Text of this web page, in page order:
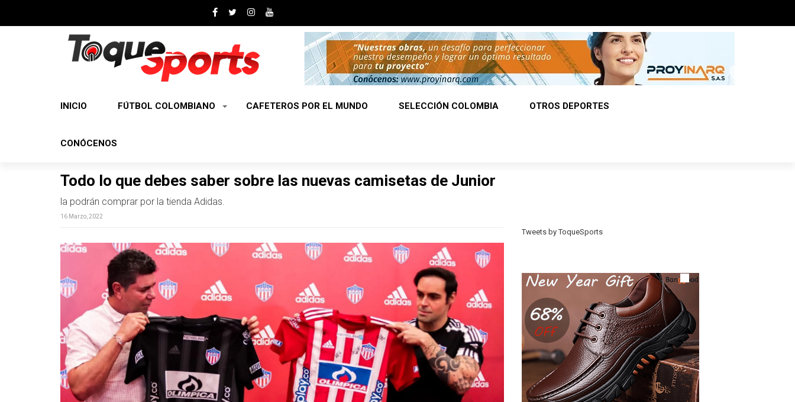
INICIO FÚTBOL COLOMBIANO CAFETEROS POR EL MUNDO SELECCIÓN COLOMBIA OTROS DEPORTES
CONÓCENOS
Todo lo que debes saber sobre las nuevas camisetas de Junior
la podrán comprar por la tienda Adidas.
16 Marzo, 2022
Tweets by ToqueSports